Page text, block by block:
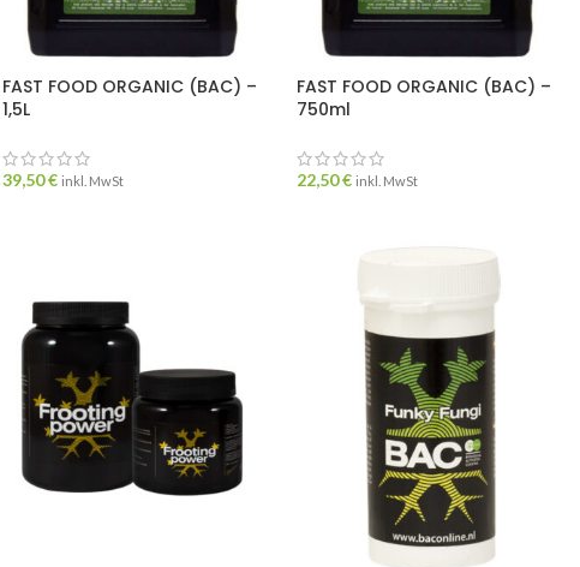
FAST FOOD ORGANIC (BAC) –
1,5L
39,50€ inkl. MwSt
FAST FOOD ORGANIC (BAC) –
750ml
22,50€ inkl. MwSt